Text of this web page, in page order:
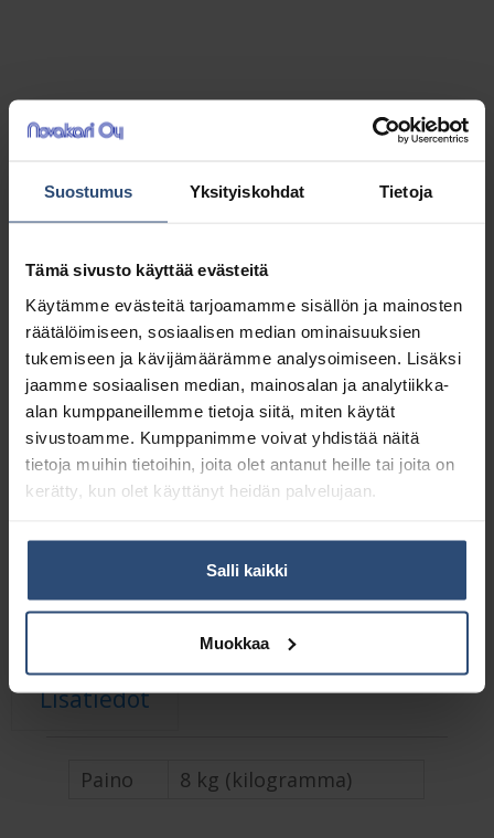
Suostumus Yksityiskohdat Tietoja
Tämä sivusto käyttää evästeitä
Käytämme evästeitä tarjoamamme sisällön ja mainosten
räätälöimiseen, sosiaalisen median ominaisuuksien
tukemiseen ja kävijämäärämme analysoimiseen. Lisäksi
jaamme sosiaalisen median, mainosalan ja analytiikka-
alan kumppaneillemme tietoja siitä, miten käytät
sivustoamme. Kumppanimme voivat yhdistää näitä
tietoja muihin tietoihin, joita olet antanut heille tai joita on
kerätty, kun olet käyttänyt heidän palvelujaan.
Salli kaikki
Muokkaa
Ettore teleskooppivarsi 2 x 120 cm (2,4 m)
Kaksiosainen teleskooppivarsi 1,2 m osilla
Yhteispituus 2,4 m. Sisältää kartioliittimen.
37,04€ alv 0%
(46,49€ sis. alv 25.5%)
LISÄÄ OSTOSKORIIN
Yhteensä: 37,04 €
E44008
Toimitusluokka:Suuri– Suuri -lisämaksu
Lisätiedot
Paino 8 kg (kilogramma)